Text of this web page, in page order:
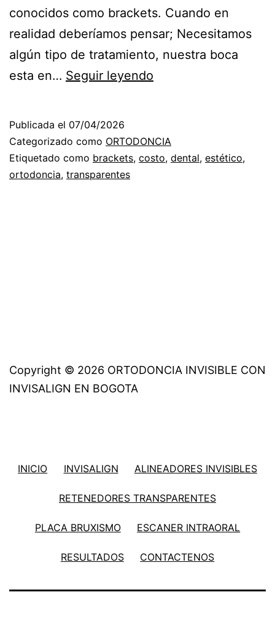
conocidos como brackets. Cuando en
realidad deberíamos pensar; Necesitamos
algún tipo de tratamiento, nuestra boca
esta en… Seguir leyendo
BRACKETS
TRANSPARENTES
Publicada el 07/04/2026
Categorizado como ORTODONCIA
Etiquetado como brackets, costo, dental, estético,
ortodoncia, transparentes
Copyright © 2026 ORTODONCIA INVISIBLE CON
INVISALIGN EN BOGOTA
INICIO INVISALIGN ALINEADORES INVISIBLES
RETENEDORES TRANSPARENTES
PLACA BRUXISMO ESCANER INTRAORAL
RESULTADOS CONTACTENOS